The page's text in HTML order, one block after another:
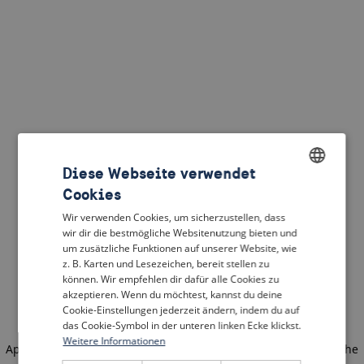
Application error: a client-side exception has occurred
(see the
DUTCH
FRENCH
GERMAN
Diese Webseite verwendet
Cookies
Wir verwenden Cookies, um sicherzustellen, dass
wir dir die bestmögliche Websitenutzung bieten und
um zusätzliche Funktionen auf unserer Website, wie
z. B. Karten und Lesezeichen, bereit stellen zu
können. Wir empfehlen dir dafür alle Cookies zu
akzeptieren. Wenn du möchtest, kannst du deine
Cookie-Einstellungen jederzeit ändern, indem du auf
das Cookie-Symbol in der unteren linken Ecke klickst.
Weitere Informationen